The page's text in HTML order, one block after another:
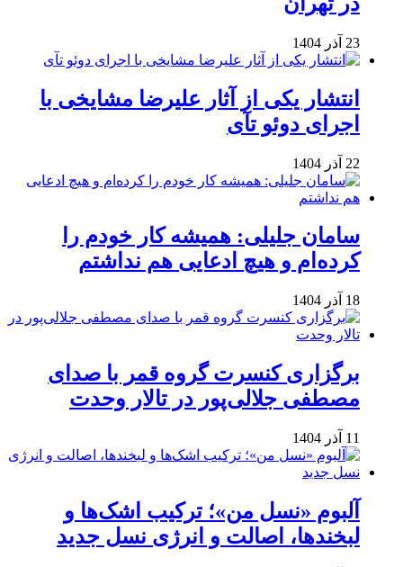
23 آذر 1404
انتشار یکی از آثار علیرضا مشایخی با
اجرای دوئو تآی
22 آذر 1404
سامان جلیلی: همیشه کار خودم را
کرده‌ام و هیچ ادعایی هم نداشتم
18 آذر 1404
برگزاری کنسرت گروه قمر با صدای
مصطفی جلالی‌پور در تالار وحدت
11 آذر 1404
آلبوم «نسل من»؛ ترکیب اشک‌ها و
لبخندها، اصالت و انرژی نسل جدید